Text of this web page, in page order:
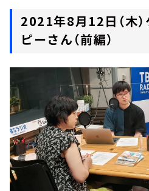
2021年8月12日（木
ピーさん（前編）